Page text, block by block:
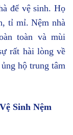
để vệ sinh. Họ
tỉ mỉ. Nệm nhà
toàn và mùi
rất hài lòng về
hộ trung tâm
Sinh Nệm